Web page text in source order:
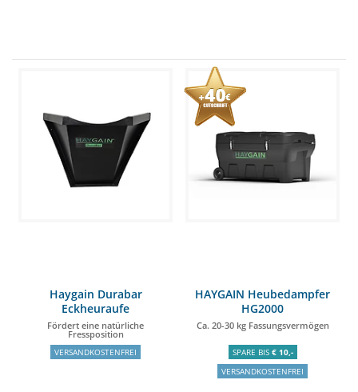
Haygain Durabar
Eckheuraufe
Fördert eine natürliche
Fressposition
VERSANDKOSTENFREI
HAYGAIN Heubedampfer
HG2000
Ca. 20-30 kg Fassungsvermögen
SPARE BIS € 10,-
VERSANDKOSTENFREI